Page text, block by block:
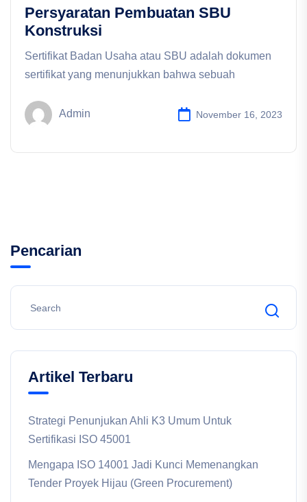
Persyaratan Pembuatan SBU
Konstruksi
Sertifikat Badan Usaha atau SBU adalah dokumen
sertifikat yang menunjukkan bahwa sebuah
Admin November 16, 2023
Pencarian
Artikel Terbaru
Strategi Penunjukan Ahli K3 Umum Untuk
Sertifikasi ISO 45001
Mengapa ISO 14001 Jadi Kunci Memenangkan
Tender Proyek Hijau (Green Procurement)